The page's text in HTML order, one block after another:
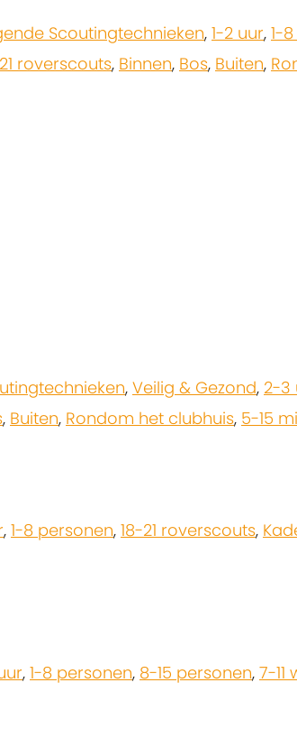
Scoutingtechnieken, 1-2 uur, 1-
roverscouts, Binnen, Bos, Buiten,
, Veilig & Gezond, 2-3
, Buiten, Rondom het clubhuis, 5-15
, 1-8 personen, 18-21 roverscouts,
, 1-8 personen, 8-15 personen, 7-11